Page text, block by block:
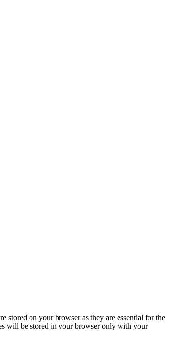
stored on your browser as they are essential for the
will be stored in your browser only with your